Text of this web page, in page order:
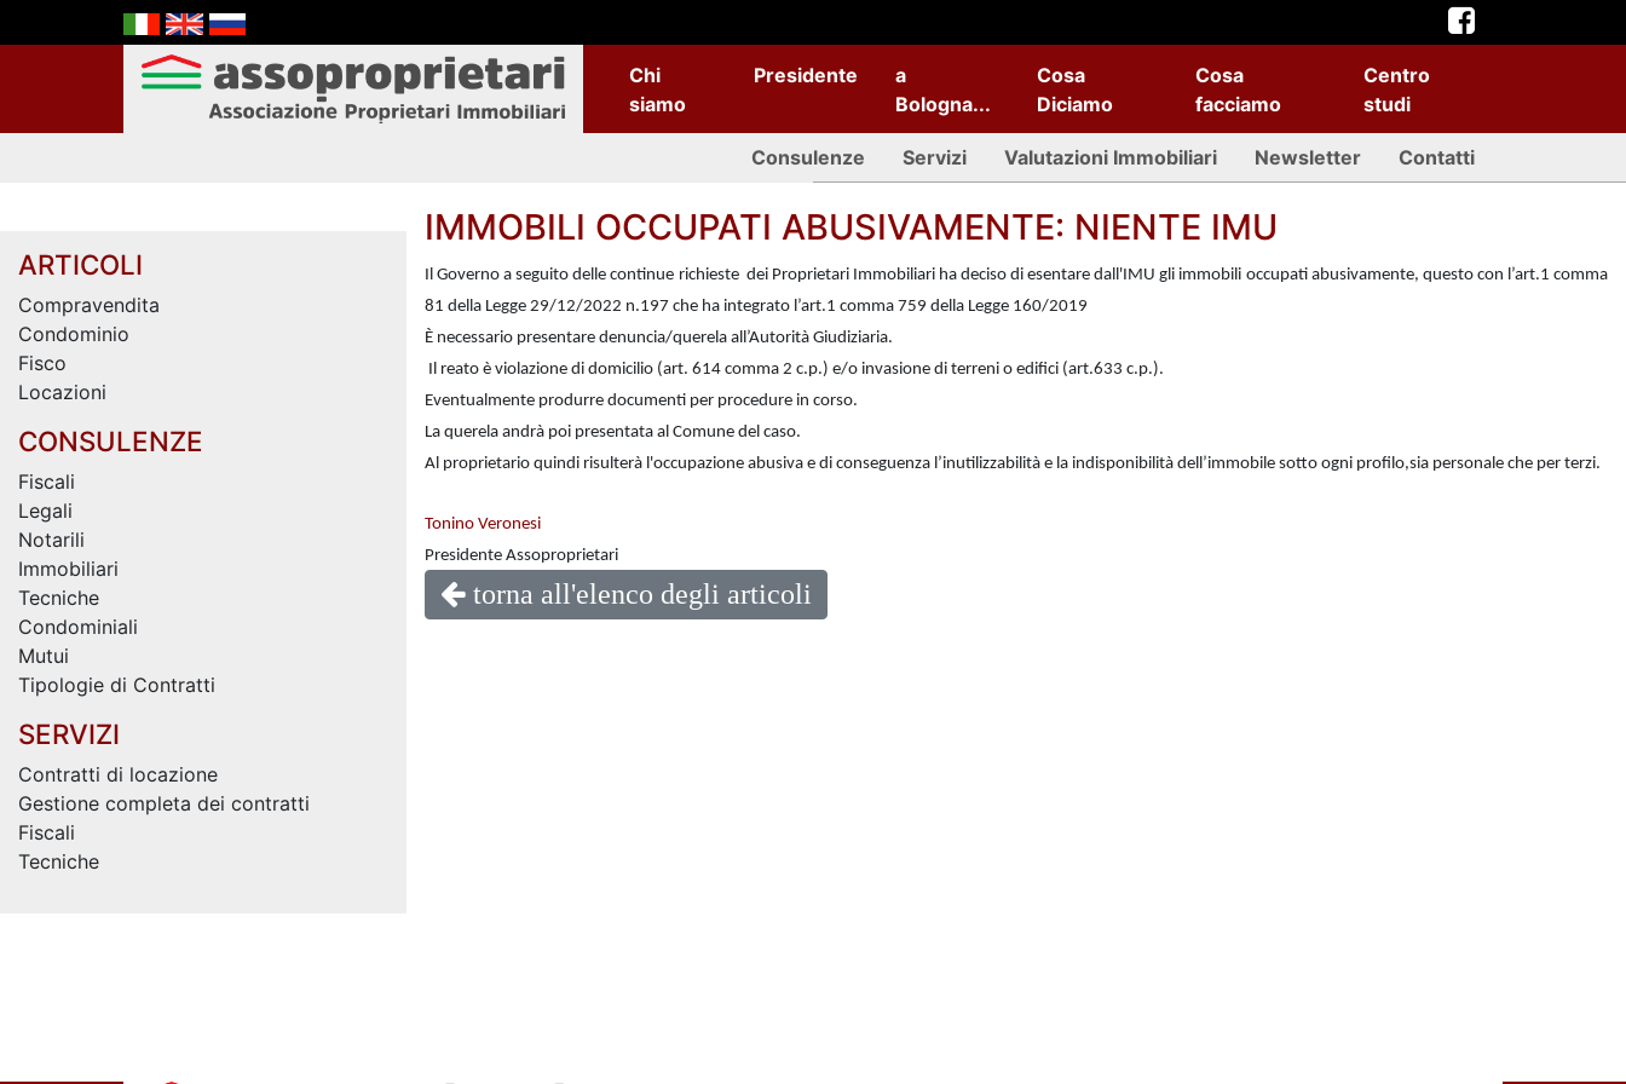
Chi
siamo
Presidente
a
Bologna...
Cosa
Diciamo
Cosa
facciamo
Centro
studi
Consulenze Servizi Valutazioni Immobiliari Newsletter Contatti
ARTICOLI
Compravendita
Condominio
Fisco
Locazioni
CONSULENZE
Fiscali
Legali
Notarili
Immobiliari
Tecniche
Condominiali
Mutui
Tipologie di Contratti
SERVIZI
Contratti di locazione
Gestione completa dei contratti
Fiscali
Tecniche
IMMOBILI OCCUPATI ABUSIVAMENTE: NIENTE IMU
Il Governo a seguito delle continue richieste dei Proprietari Immobiliari ha deciso di esentare dall'IMU gli immobili occupati abusivamente, questo con l’art.1 comma
81 della Legge 29/12/2022 n.197 che ha integrato l’art.1 comma 759 della Legge 160/2019
È necessario presentare denuncia/querela all’Autorità Giudiziaria.
Il reato è violazione di domicilio (art. 614 comma 2 c.p.) e/o invasione di terreni o edifici (art.633 c.p.).
Eventualmente produrre documenti per procedure in corso.
La querela andrà poi presentata al Comune del caso.
Al proprietario quindi risulterà l'occupazione abusiva e di conseguenza l’inutilizzabilità e la indisponibilità dell’immobile sotto ogni profilo,sia personale che per terzi.
Tonino Veronesi
Presidente Assoproprietari
torna all'elenco degli articoli